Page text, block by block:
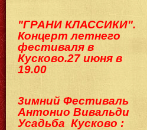
"ГРАНИ КЛАССИКИ".
Концерт летнего
фестиваля в
Кусково.27 июня в
19.00
3имний Фестиваль
Антонио Вивальди
Усадьба Кусково :